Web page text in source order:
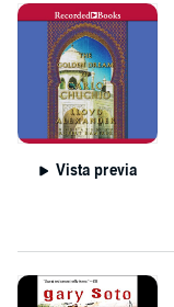
Vista previa